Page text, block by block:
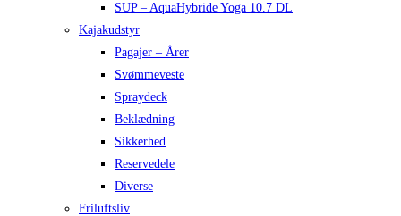
SUP – AquaHybride Yoga 10.7 DL
Kajakudstyr
Pagajer – Årer
Svømmeveste
Spraydeck
Beklædning
Sikkerhed
Reservedele
Diverse
Friluftsliv